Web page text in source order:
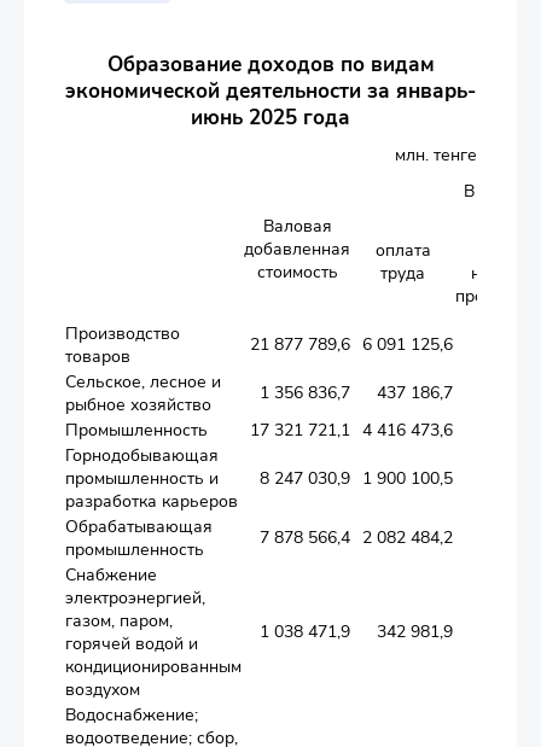
Образование доходов по видам
экономической деятельности за январь-
июнь 2025 года
млн. тенге
Валовая
добавленная
стоимость
В том
оплата
труда
налоги
Производство
товаров
21 877 789,6 6 091 125,6
Сельское, лесное и
рыбное хозяйство
1 356 836,7 437 186,7
Промышленность
17 321 721,1 4 416 473,6
Горнодобывающая
промышленность и
разработка карьеров
8 247 030,9 1 900 100,5
Обрабатывающая
промышленность
7 878 566,4 2 082 484,2
Снабжение
электроэнергией,
газом, паром,
горячей водой и
кондиционированным
воздухом
1 038 471,9 342 981,9
Водоснабжение;
водоотведение; сбор,